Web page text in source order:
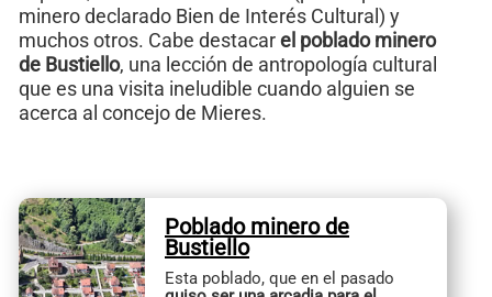
minero declarado Bien de Interés Cultural) y
muchos otros. Cabe destacarel poblado minero
de Bustiello, una lección de antropología cultural
que es una visita ineludible cuando alguien se
acerca al concejo de Mieres.
Poblado minero de
Bustiello
Esta poblado, que en el pasado